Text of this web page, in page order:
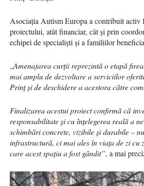
Asociația Autism Europa a contribuit activ
proiectului, atât financiar, cât și prin
echipei de specialiști și a familiilor
„Amenajarea curții reprezintă o etapă
mai amplu de dezvoltare a serviciilor
Prinț și de deschidere a acestora către
Finalizarea acestui proiect confirmă că
responsabilitate și cu înțelegerea reală a
schimbări concrete, vizibile și durabile –
infrastructură, ci mai ales în viața de zi cu
care acest spațiu a fost gândit”, a mai